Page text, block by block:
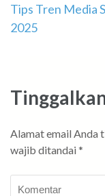
Navigasi
pos
Tips Tren Media
2025
Alamat email Anda
wajib ditandai *